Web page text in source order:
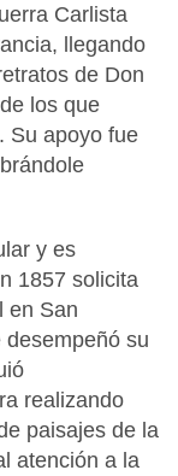
Carlista
llegando
de Don
los que
Su apoyo fue
y es
1857 solicita
en San
su
realizando
paisajes de la
atención a la